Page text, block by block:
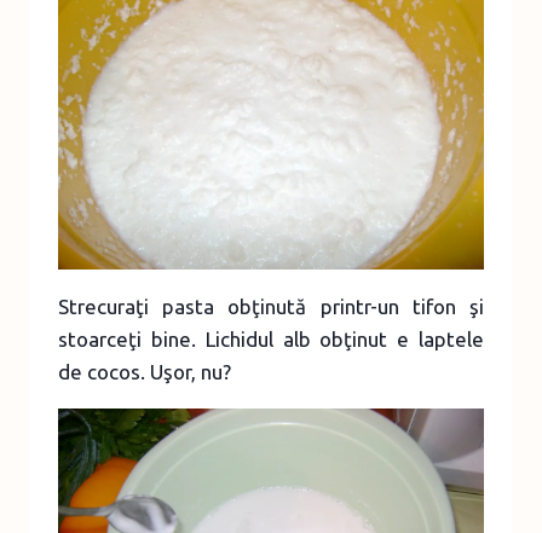
Strecuraţi pasta obţinută printr-un tifon şi
stoarceţi bine. Lichidul alb obţinut e laptele
de cocos. Uşor, nu?